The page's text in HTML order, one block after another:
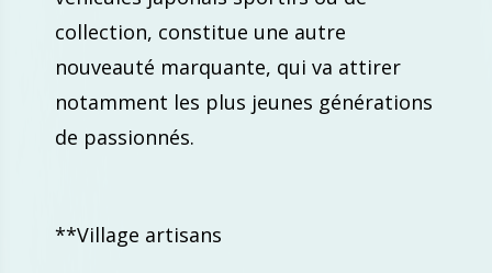
collection, constitue une autre
nouveauté marquante, qui va attirer
notamment les plus jeunes générations
de passionnés.
**Village artisans